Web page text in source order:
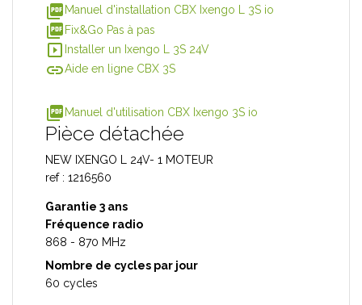
picture_as_pdf Manuel d'installation CBX Ixengo L 3S io
picture_as_pdf Fix&Go Pas à pas
slideshow Installer un Ixengo L 3S 24V
insert_linkAide en ligne CBX 3S
picture_as_pdf Manuel d'utilisation CBX Ixengo 3S io
Pièce détachée
NEW IXENGO L 24V- 1 MOTEUR
ref : 1216560
Garantie 3 ans
Fréquence radio
868 - 870 MHz
Nombre de cycles par jour
60 cycles